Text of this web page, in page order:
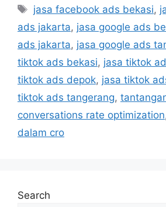
jasa facebook ads bekasi,
ads jakarta, jasa google ads
ads jakarta, jasa google ads
tiktok ads bekasi, jasa tiktok
tiktok ads depok, jasa tiktok
tiktok ads tangerang,
conversations rate optimization
dalam cro
Search